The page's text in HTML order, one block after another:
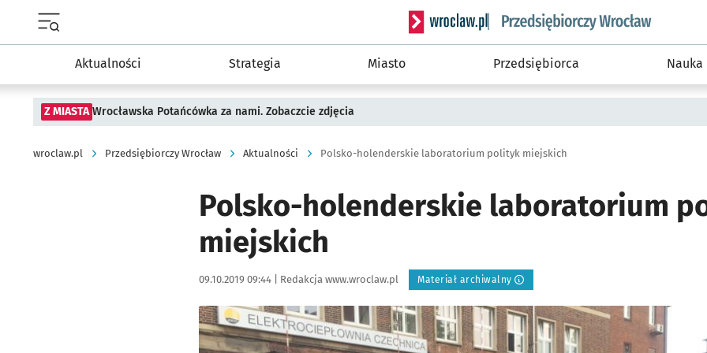
Serwis informacyjny wroclaw.pl podserwis:
Aktualności Strategia Miasto Przedsiębiorca Nauka
Z MIASTA Wrocławska Potańcówka za nami. Zobaczcie zdjęcia
wroclaw.pl Przedsiębiorczy Wrocław Aktualności Polsko-holenderskie laboratorium polityk miejskich
Polsko-holenderskie laboratorium
miejskich
Data publikacji:
09.10.2019 09:44 | Autor:
Redakcja www.wroclaw.pl Materiał archiwalny
Kliknij, aby powiększyć